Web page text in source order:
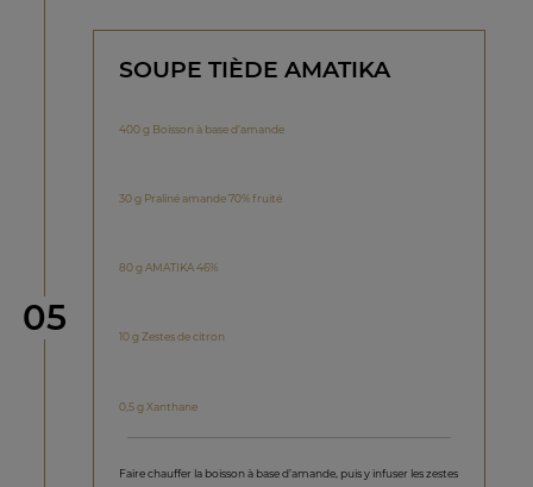
étape
05
SOUPE TIÈDE AMATIKA
400 g Boisson à base d’amande
30 g Praliné amande 70% fruité
80 g AMATIKA 46%
10 g Zestes de citron
0,5 g Xanthane
Faire chauffer la boisson à base d’amande, puis y infuser les zestes